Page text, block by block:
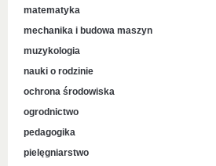
matematyka
mechanika i budowa maszyn
muzykologia
nauki o rodzinie
ochrona środowiska
ogrodnictwo
pedagogika
pielęgniarstwo